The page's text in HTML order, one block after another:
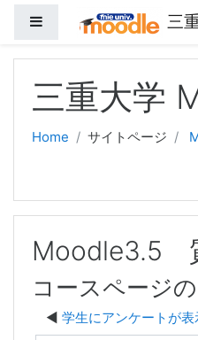
サイドパネル 三
三重大学
Home サイトページ
Moodle3.5
コースページ
学生にアンケートが